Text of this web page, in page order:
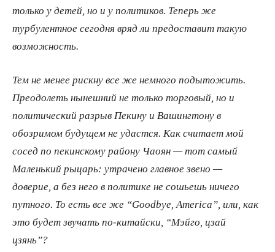
только у детей, но и у политиков. Теперь же
турбулентное сегодня вряд ли предоставит такую
возможность.
Тем не менее рискну все же немного подытожить.
Преодолеть нынешний не только торговый, но и
политический разрыв Пекину и Вашингтону в
обозримом будущем не удастся. Как считает мой
сосед по пекинскому району Чаоян — тот самый
Маленький рыцарь: утрачено главное звено —
доверие, а без него в политике не сошьешь ничего
путного. То есть все же “Goodbye, America”, или, как
это будет звучать по-китайски, “Мэйго, цзай
цзянь”?